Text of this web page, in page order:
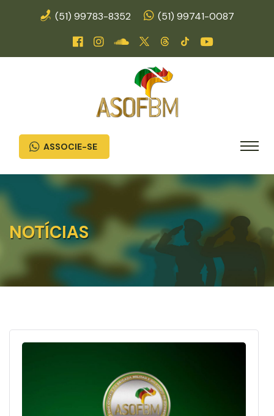
(51) 99783-8352 (51) 99741-0087
ASSOCIE-SE
NOTÍCIAS